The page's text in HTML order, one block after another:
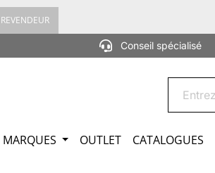
principale
Conseil spécialisé
MARQUES OUTLET CATALOGUES